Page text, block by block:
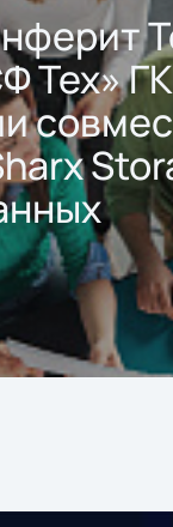
Тех»